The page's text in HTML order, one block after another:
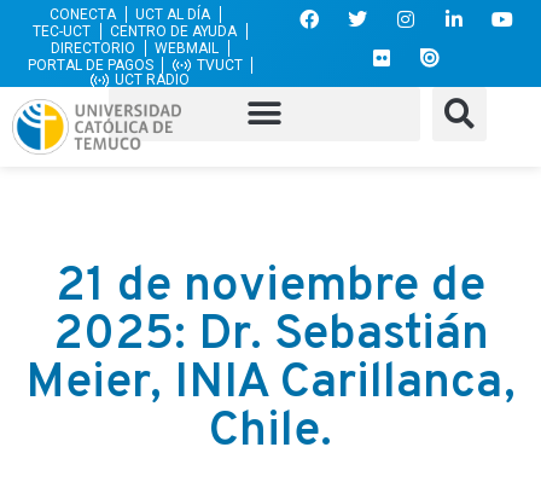
CONECTA
UCT AL DÍA
TEC-UCT
CENTRO DE AYUDA
DIRECTORIO
WEBMAIL
PORTAL DE PAGOS
TVUCT
UCT RADIO
21 de noviembre de
2025: Dr. Sebastián
Meier, INIA Carillanca,
Chile.